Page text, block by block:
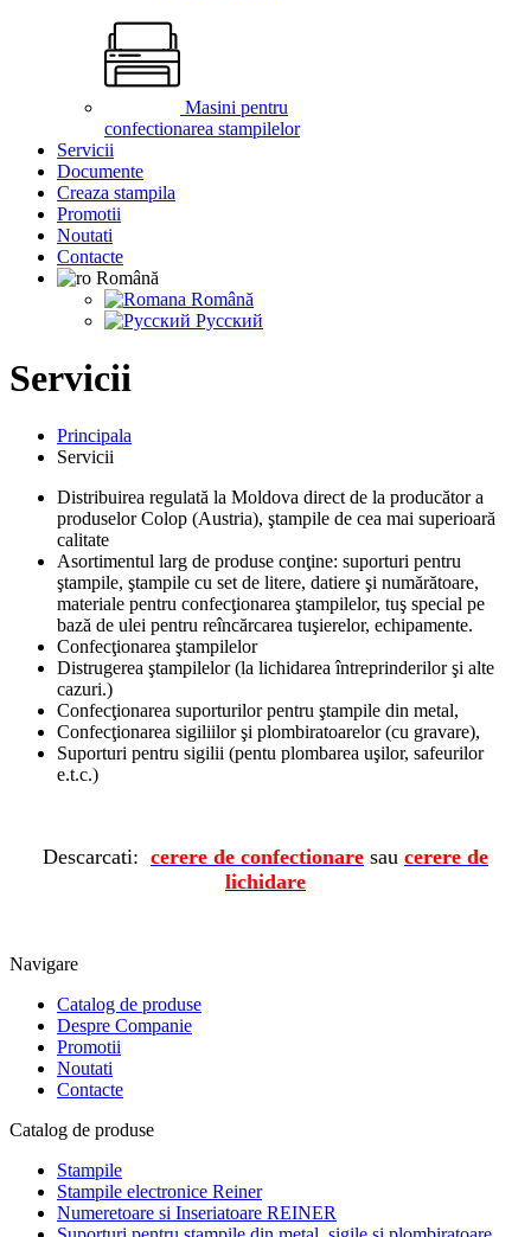
Masini pentru
confectionarea stampilelor
Servicii
Documente
Сreaza stampila
Promotii
Noutati
Contacte
Română
Română
Русский
Servicii
Principala
Servicii
Distribuirea regulată la Moldova direct de la producător a
produselor Colop (Austria), ştampile de cea mai superioară
calitate
Asortimentul larg de produse conţine: suporturi pentru
ştampile, ştampile cu set de litere, datiere şi numărătoare,
materiale pentru confecţionarea ştampilelor, tuş special pe
bază de ulei pentru reîncărcarea tuşierelor, echipamente.
Confecţionarea ştampilelor
Distrugerea ştampilelor (la lichidarea întreprinderilor şi alte
cazuri.)
Confecţionarea suporturilor pentru ştampile din metal,
Confecţionarea sigiliilor şi plombiratoarelor (cu gravare),
Suporturi pentru sigilii (pentu plombarea uşilor, safeurilor
e.t.c.)
Descarcati: cerere de confectionare sau cerere de
lichidare
Navigare
Catalog de produse
Despre Companie
Promotii
Noutati
Contacte
Catalog de produse
Stampile
Stampile electronice Reiner
Numeretoare si Inseriatoare REINER